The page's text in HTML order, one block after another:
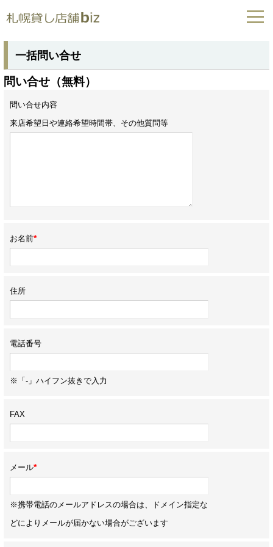
一括問い合せ
問い合せ（無料）
問い合せ内容
来店希望日や連絡希望時間帯、その他質問等
お名前*
住所
電話番号
※「-」ハイフン抜きで入力
FAX
メール*
※携帯電話のメールアドレスの場合は、ドメイン指定な
どによりメールが届かない場合がございます